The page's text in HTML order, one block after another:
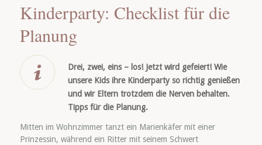
Kinderparty: Checklist für die
Planung
Drei, zwei, eins – los! Jetzt wird gefeiert! Wie
unsere Kids ihre Kinderparty so richtig genießen
und wir Eltern trotzdem die Nerven behalten.
Tipps für die Planung.
Mitten im Wohnzimmer tanzt ein Marienkäfer mit einer
Prinzessin, während ein Ritter mit seinem Schwert